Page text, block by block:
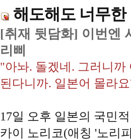
해도해도 너무
[취재 뒷담화] 이번엔
리삐
"아놔. 돌겠네. 그러니까
된다니까. 일본어 몰라
17일 오후 일본의 국민
카이 노리코(애칭 '노리